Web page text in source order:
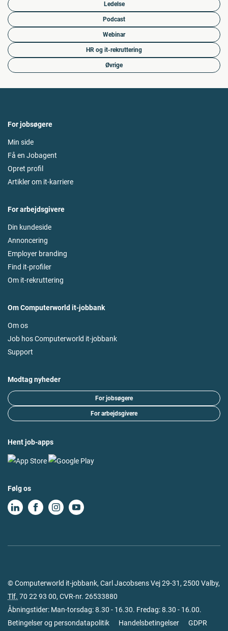
Ledelse
Podcast
Webinar
HR og it-rekruttering
Øvrige
For jobsøgere
Min side
Få en Jobagent
Opret profil
Artikler om it-karriere
For arbejdsgivere
Din kundeside
Annoncering
Employer branding
Find it-profiler
Om it-rekruttering
Om Computerworld it-jobbank
Om os
Job hos Computerworld it-jobbank
Support
Modtag nyheder
For jobsøgere
For arbejdsgivere
Hent job-apps
Følg os
© Computerworld it-jobbank, Carl Jacobsens Vej 29-31, 2500 Valby,
Tlf. 70 22 93 00, CVR-nr. 26533880
Åbningstider: Man-torsdag: 8.30 - 16.30. Fredag: 8.30 - 16.00.
Betingelser og persondatapolitik
Handelsbetingelser GDPR